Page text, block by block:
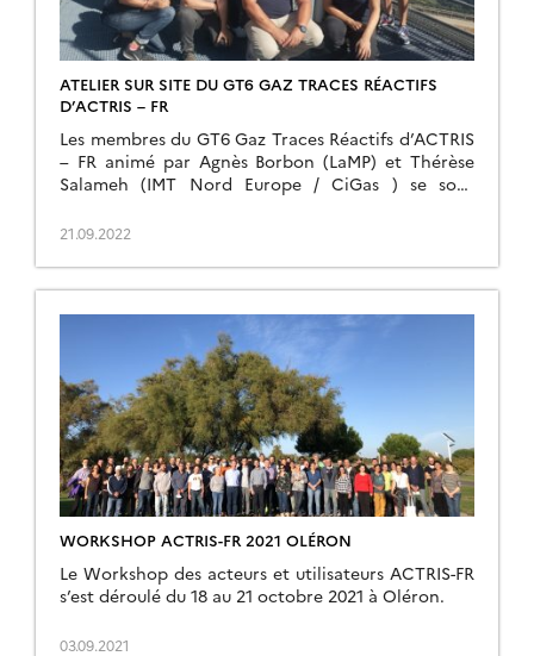
ATELIER SUR SITE DU GT6 GAZ TRACES RÉACTIFS
D’ACTRIS – FR
Les membres du GT6 Gaz Traces Réactifs d’ACTRIS
– FR animé par Agnès Borbon (LaMP) et Thérèse
Salameh (IMT Nord Europe / CiGas ) se sont
21.09.2022
WORKSHOP ACTRIS-FR 2021 OLÉRON
Le Workshop des acteurs et utilisateurs ACTRIS-FR
s’est déroulé du 18 au 21 octobre 2021 à Oléron.
03.09.2021